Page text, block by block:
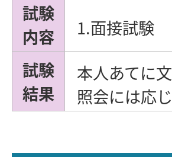
試験
内容
1.面接試験
試験
結果
本人あてに
照会には応